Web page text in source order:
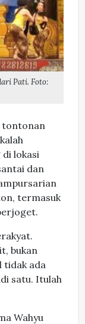
Pati. Foto:
tontonan
lokasi
dan
termasuk
bukan
tidak ada
satu. Itulah
Wahyu